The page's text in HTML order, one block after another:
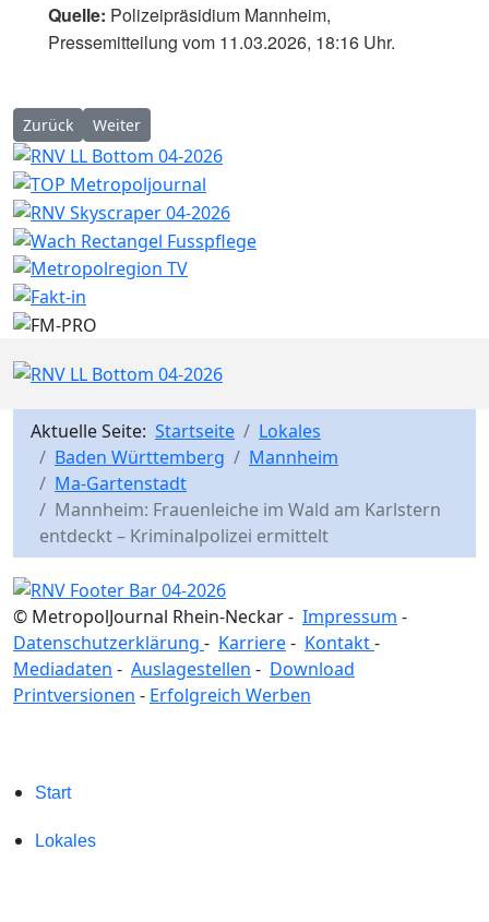
Quelle: Polizeipräsidium Mannheim,
Pressemitteilung vom 11.03.2026, 18:16 Uhr.
Vorheriger Beitrag: Mannheim: Vogelpark am Karlstern lädt
Zurück Nächster Beitrag: Mannheim-Gartenstadt:
Weiter
Aktuelle Seite: Startseite
Lokales
Baden Württemberg
Mannheim
Ma-Gartenstadt
Mannheim: Frauenleiche im Wald am Karlstern
entdeckt – Kriminalpolizei ermittelt
© MetropolJournal Rhein-Neckar - Impressum -
Datenschutzerklärung - Karriere- Kontakt-
Mediadaten - Auslagestellen - Download
Printversionen - Erfolgreich Werben
Start
Lokales